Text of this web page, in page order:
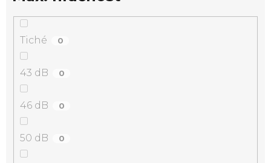
Tiché 0
43 dB 0
46 dB 0
50 dB 0